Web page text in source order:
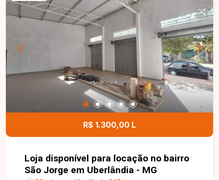
R$ 1.300,00 L
Loja disponível para locação no bairro
São Jorge em Uberlândia - MG